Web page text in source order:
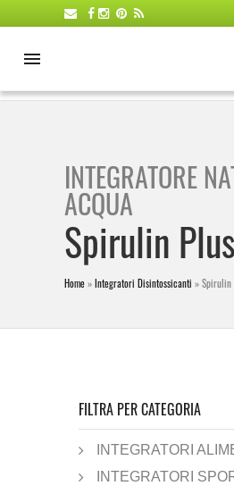
INTEGRATORE
ACQUA
Spirulin
Home»Integratori Disintossicanti »Spirulin
FILTRA PER CATEGORIA
INTEGRATORI
INTEGRATORI